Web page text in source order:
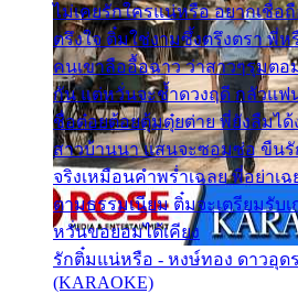
ไม่เคยรักใครแน่หรือ อยากเชื่อ
ตรึงใจ ติ๋มใช่งามซึ้งตรึงตรา พี่
คนเขาลืออื้อฉาว ว่าสาวๆรุมต
กัน แต่หวั่นจะช้ำดวงฤดี กลัวแ
ชื่อต๋อยต้อยตุ้มตุ๋ยต่าย พี่ยังลืมได้
สาวบ้านนา แสนจะซอมซ่อ ขืน
จริงเหมือนคำพร่ำเฉลย พี่อย่าเ
ตามธรรมเนียม ติ๋มจะเตรียมรับ
หวั่นขอยอมได้เคียง
รักติ๋มแน่หรือ - หงษ์ทอง ดาวอุด
(KARAOKE)